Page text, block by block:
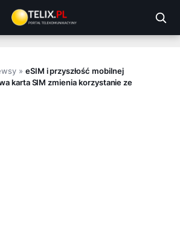
» eSIM i przyszłość mobilnej
karta SIM zmienia korzystanie ze